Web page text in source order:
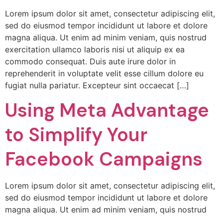
Lorem ipsum dolor sit amet, consectetur adipiscing elit,
sed do eiusmod tempor incididunt ut labore et dolore
magna aliqua. Ut enim ad minim veniam, quis nostrud
exercitation ullamco laboris nisi ut aliquip ex ea
commodo consequat. Duis aute irure dolor in
reprehenderit in voluptate velit esse cillum dolore eu
fugiat nulla pariatur. Excepteur sint occaecat […]
Using Meta Advantage
to Simplify Your
Facebook Campaigns
Lorem ipsum dolor sit amet, consectetur adipiscing elit,
sed do eiusmod tempor incididunt ut labore et dolore
magna aliqua. Ut enim ad minim veniam, quis nostrud